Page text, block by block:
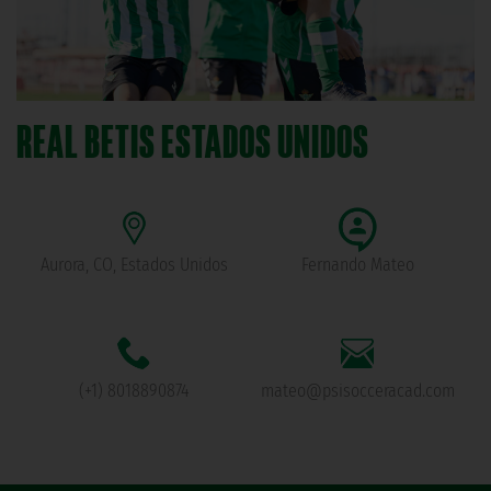
REAL BETIS ESTADOS UNIDOS
Aurora, CO, Estados Unidos Fernando Mateo
(+1) 8018890874 mateo@psisocceracad.com